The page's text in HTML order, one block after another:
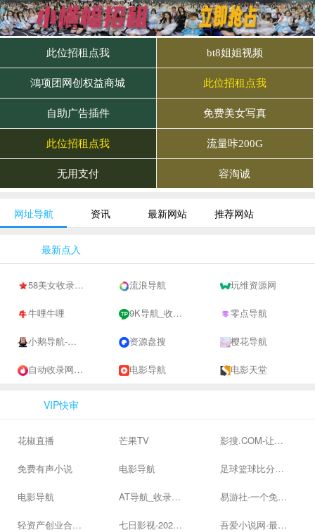
网址导航 资讯 最新网站 推荐网站
最新点入
58美女收录网-自动收录网站-流量交换-自动链 流浪导航 玩维资源网
牛哩牛哩 9K导航_收录网-网址收录-网址导航-收录网站-自助广告系统 零点导航
小鹅导航-网站收录-自动收录网-网址收录-自动秒收录 资源盘搜 樱花导航
自动收录网 - 自动秒收录-网站收录-收录网站-网址收录-秒收录 电影导航 电影天堂
VIP快审
花椒直播 芒果TV 影搜.COM-让影视搜索变得简单
免费有声小说 电影导航 足球篮球比分、体育赛果直播|让足球滚一会
电影导航 AT导航_收录网_免费收录网站_自动收录网_秒收录 易游社-一个免费二次元游戏分享社区
轻资产创业合集、私域引流服务、抖音有效粉丝 七日影视-2024全网高清电影大全-最新最全最好看的电影电视剧网站 - 七日影视 吾爱小说网-最新热门免费小说阅读